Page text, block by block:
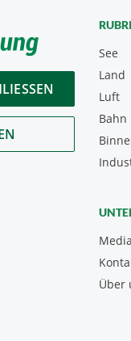
See
Land
Luft
Bahn
Über